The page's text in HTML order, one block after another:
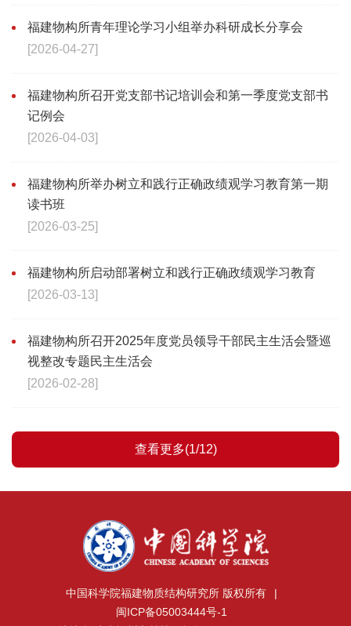
福建物构所青年理论学习小组举办科研成长分享会
[2026-04-27]
福建物构所召开党支部书记培训会和第一季度党支部书
记例会
[2026-04-03]
福建物构所举办树立和践行正确政绩观学习教育第一期
读书班
[2026-03-25]
福建物构所启动部署树立和践行正确政绩观学习教育
[2026-03-13]
福建物构所召开2025年度党员领导干部民主生活会暨巡
视整改专题民主生活会
[2026-02-28]
查看更多(1/12)
中国科学院福建物质结构研究所 版权所有
|
闽ICP备05003444号-1